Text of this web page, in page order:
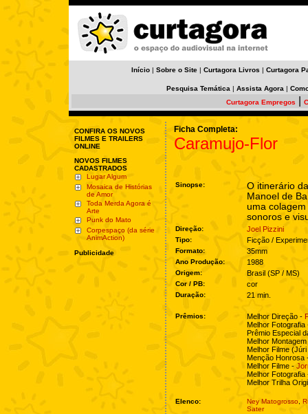
Início | Sobre o Site | Curtagora Livros | Curtagora
Pesquisa Temática | Assista Agora |
Curtagora Empregos
CONFIRA OS NOVOS
FILMES E TRAILERS
ONLINE
NOVOS FILMES
CADASTRADOS
Lugar Algum
Mosaica de Histórias
de Amor
Toda Merda Agora é
Arte
Punk do Mato
Corpespaço (da série
AnimAction)
Publicidade
Ficha Completa:
Caramujo-Flor
Sinopse:
O itinerário
Manoel de
uma
sonoros e
Direção: Joel Pizzini
Tipo: Ficção /
Formato: 35mm
Ano Produção: 1988
Origem: Brasil (SP / MS)
Cor / PB: cor
Duração: 21 min.
Prêmios: Melhor Direção -
Melhor
Prêmio Especial
Melhor
Melhor Filme
Menção Honrosa
Melhor Filme -
Melhor
Melhor Trilha
Elenco: Ney Matogrosso
Sater